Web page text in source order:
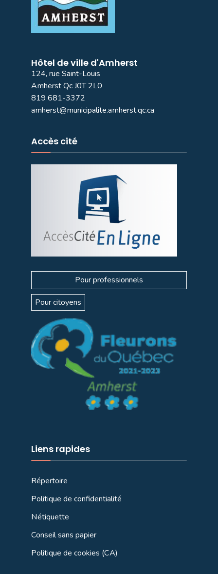
Hôtel de ville d'Amherst
124, rue Saint-Louis
Amherst Qc J0T 2L0
819 681-3372
amherst@municipalite.amherst.qc.ca
Accès cité
Pour professionnels
Pour citoyens
Liens rapides
Répertoire
Politique de confidentialité
Nétiquette
Conseil sans papier
Politique de cookies (CA)